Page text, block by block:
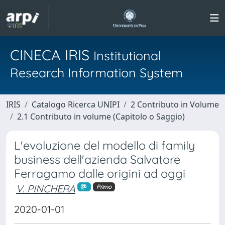
CINECA IRIS Institutional
Research Information System
IRIS Catalogo Ricerca UNIPI
2 Contributo in Volume
2.1 Contributo in volume (Capitolo o Saggio)
L'evoluzione del modello di family
business dell'azienda Salvatore
Ferragamo dalle origini ad oggi
V. PINCHERA Primo
2020-01-01